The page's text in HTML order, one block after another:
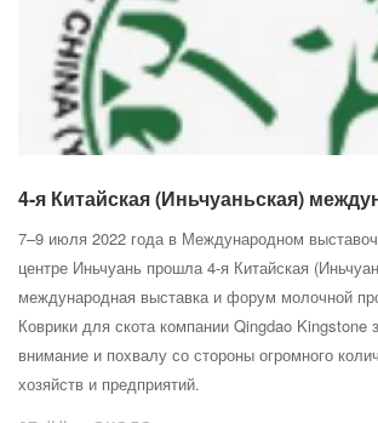
7–9 июля 2022 года в Международном
центре Иньчуань прошла 4-я Китайская
международная выставка и форум молочной
Коврики для скота компании Qingdao Kingstone
внимание и похвалу со стороны огромного
хозяйств и предприятий.